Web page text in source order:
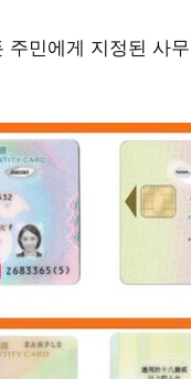
민에게 지정된 사